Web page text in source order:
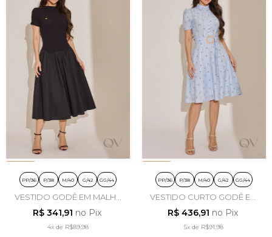
PP/36 P/38 M/40 G/42 GG/44
VESTIDO GODÊ EM MALHA
CANELADA E TRICOLINE
PRETO - TATA MARTELLO
R$ 341,91 no Pix
4x de R$89,98
PP/36 P/38 M/40 G/42 GG/44
VESTIDO CURTO GODÊ EM
COTTON LINHO LISTRADO -
TATA MARTELLO
R$ 436,91 no Pix
5x de R$91,98